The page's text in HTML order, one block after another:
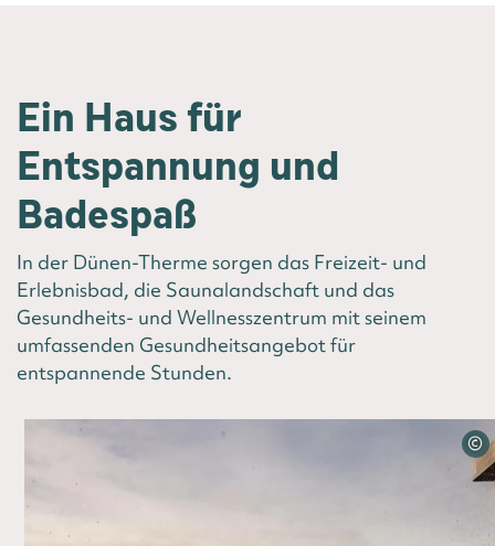
Ein Haus für
Entspannung und
Badespaß
In der Dünen-Therme sorgen das Freizeit- und
Erlebnisbad, die Saunalandschaft und das
Gesundheits- und Wellnesszentrum mit seinem
umfassenden Gesundheitsangebot für
entspannende Stunden.
©